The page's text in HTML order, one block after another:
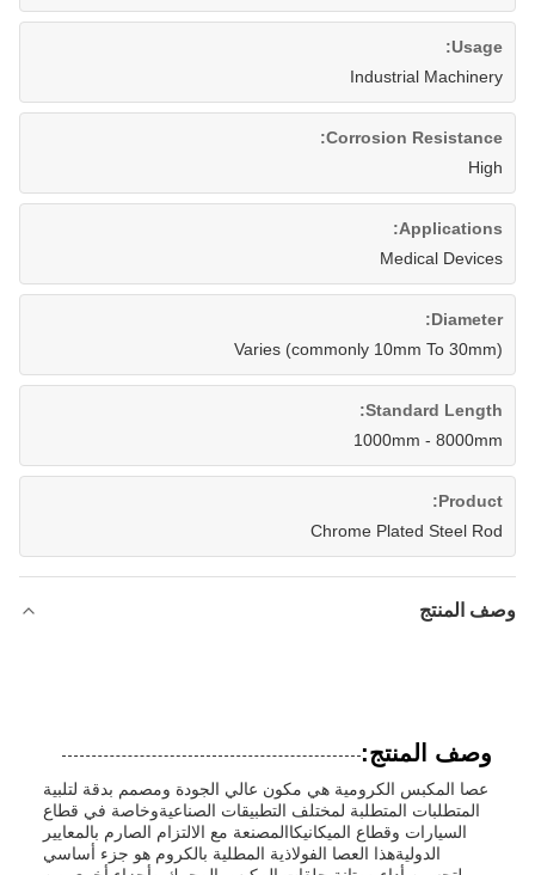
Usage:
Industrial Machinery
Corrosion Resistance:
High
Applications:
Medical Devices
Diameter:
Varies (commonly 10mm To 30mm)
Standard Length:
1000mm - 8000mm
Product:
Chrome Plated Steel Rod
وصف المنتج
وصف المنتج:
عصا المكبس الكرومية هي مكون عالي الجودة ومصمم بدقة لتلبية
المتطلبات المتطلبة لمختلف التطبيقات الصناعيةوخاصة في قطاع
السيارات وقطاع الميكانيكاالمصنعة مع الالتزام الصارم بالمعايير
الدوليةهذا العصا الفولاذية المطلية بالكروم هو جزء أساسي